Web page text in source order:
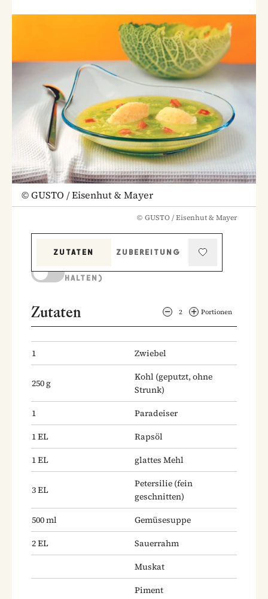
©GUSTO / Eisenhut & Mayer
© GUSTO / Eisenhut & Mayer
ZUTATEN
ZUBEREITUNG
HALTEN)
Zutaten 2 Portionen
1 Zwiebel
250g
Kohl (geputzt, ohne
Strunk)
1
Paradeiser
1EL
Rapsöl
1EL glattes Mehl
3EL
Petersilie (fein
geschnitten)
500ml
Gemüsesuppe
2EL
Sauerrahm
Muskat
Piment